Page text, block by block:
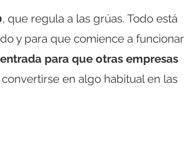
, que regula a las grúas. Todo está
y para que comience a funcionar
para que otras empresas
en algo habitual en las